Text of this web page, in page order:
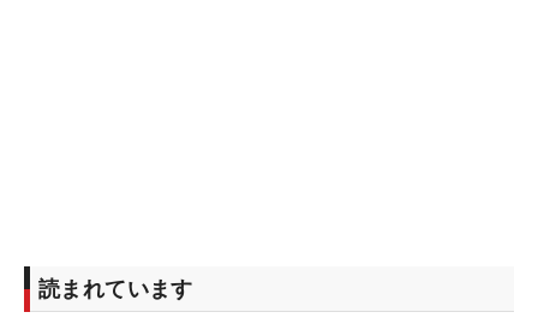
きました。軽く振って飛ばすことが理想なので、ま
読まれています